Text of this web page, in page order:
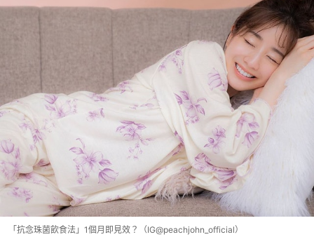
「抗念珠菌飲食法」1個月即見效？（IG@peachjohn_official）